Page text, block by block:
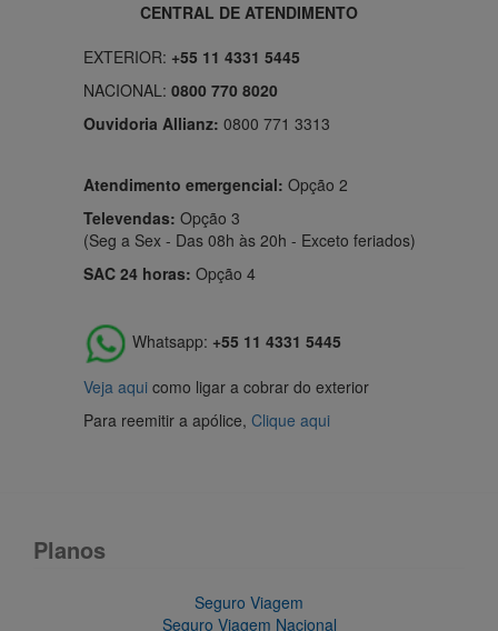
CENTRAL DE ATENDIMENTO
EXTERIOR: +55 11 4331 5445
NACIONAL: 0800 770 8020
Ouvidoria Allianz: 0800 771 3313
Atendimento emergencial: Opção 2
Televendas: Opção 3
(Seg a Sex - Das 08h às 20h - Exceto feriados)
SAC 24 horas: Opção 4
Whatsapp: +55 11 4331 5445
Veja aqui como ligar a cobrar do exterior
Para reemitir a apólice, Clique aqui
Planos
Seguro Viagem
Seguro Viagem Nacional